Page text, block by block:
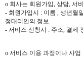
o 회사는 회원가입, 상담, 서
- 회원가입시 : 이름 , 생년월
정대리인의 정보
- 서비스 신청시 : 주소, 결제
o 서비스 이용 과정이나 사